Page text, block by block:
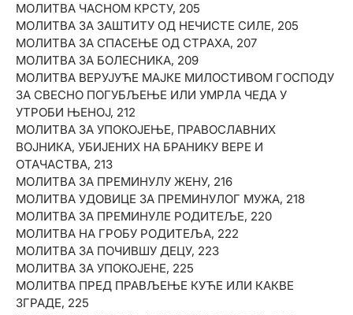
МОЛИТВА ЧАСНОМ КРСТУ, 205
МОЛИТВА ЗА ЗАШТИТУ ОД НЕЧИСТЕ СИЛЕ, 205
МОЛИТВА ЗА СПАСЕЊЕ ОД СТРАХА, 207
МОЛИТВА ЗА БОЛЕСНИКА, 209
МОЛИТВА ВЕРУЈУЋЕ МАЈКЕ МИЛОСТИВОМ ГОСПОДУ
ЗА СВЕСНО ПОГУБЉЕЊЕ ИЛИ УМРЛА ЧЕДА У
УТРОБИ ЊЕНОЈ, 212
МОЛИТВА ЗА УПОКОЈЕЊЕ, ПРАВОСЛАВНИХ
ВОЈНИКА, УБИЈЕНИХ НА БРАНИКУ ВЕРЕ И
ОТАЧАСТВА, 213
МОЛИТВА ЗА ПРЕМИНУЛУ ЖЕНУ, 216
МОЛИТВА УДОВИЦЕ ЗА ПРЕМИНУЛОГ МУЖА, 218
МОЛИТВА ЗА ПРЕМИНУЛЕ РОДИТЕЉЕ, 220
МОЛИТВА НА ГРОБУ РОДИТЕЉА, 222
МОЛИТВА ЗА ПОЧИВШУ ДЕЦУ, 223
МОЛИТВА ЗА УПОКОЈЕНЕ, 225
МОЛИТВА ПРЕД ПРАВЉЕЊЕ КУЋЕ ИЛИ КАКВЕ
ЗГРАДЕ, 225